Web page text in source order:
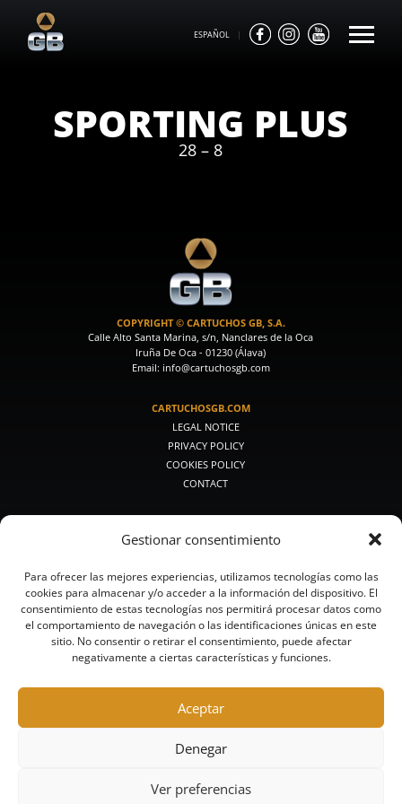
Gestionar consentimiento
Para ofrecer las mejores experiencias, utilizamos tecnologías como las
cookies para almacenar y/o acceder a la información del dispositivo. El
consentimiento de estas tecnologías nos permitirá procesar datos como
el comportamiento de navegación o las identificaciones únicas en este
sitio. No consentir o retirar el consentimiento, puede afectar
negativamente a ciertas características y funciones.
Aceptar
Denegar
Ver preferencias
ESPAÑOL |
SPORTING PLUS
28 – 8
COPYRIGHT © CARTUCHOS GB, S.A.
Calle Alto Santa Marina, s/n, Nanclares de la Oca
Iruña De Oca - 01230 (Álava)
Email: info@cartuchosgb.com
CARTUCHOSGB.COM
LEGAL NOTICE
PRIVACY POLICY
COOKIES POLICY
CONTACT
PREMIUM HUNTING
CLASSIC HUNTING
SMALL CALIBERS
BULLETS AND BUCKSHOT
STEEL HUNTING
LEAD-FREE HUNTING
HUNTING-TOURS
HIGH COMPETITION
STEEL